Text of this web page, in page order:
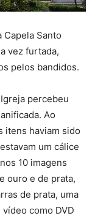
Capela Santo
vez furtada,
pelos bandidos.
percebeu
Ao
itens haviam sido
um cálice
10 imagens
ouro e de prata,
de prata, uma
como DVD